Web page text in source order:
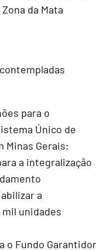
da Mata
para o
Único de
Minas Gerais;
a integralização
a
unidades
o Fundo Garantidor